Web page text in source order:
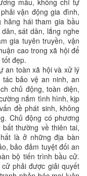
mẫu, không chỉ tự
vận động gia đình,
hăng hái tham gia bầu
sát dân, lắng nghe
gia tuyên truyền, vận
cao trong xã hội để
đẹp.
an toàn xã hội và xử lý
tác bảo vệ an ninh, an
chủ động, toàn diện,
nắm tình hình, kịp
đề phát sinh, không
Chủ động có phương
thường về thiên tai,
là ở những địa bàn
bảo đảm tuyệt đối an
bộ tiến trình bầu cử.
phải được giải quyết